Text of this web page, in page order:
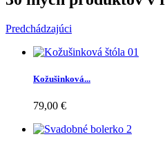
Predchádzajúci
Kožušinková...
79,00 €